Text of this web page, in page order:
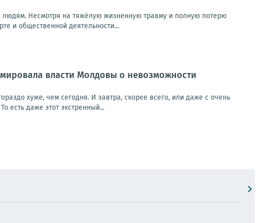
людям. Несмотря на тяжёлую жизненную травму и полную потерю
и общественной деятельности...
власти Молдовы о невозможности
хуже, чем сегодня. И завтра, скорее всего, или даже с очень
есть даже этот экстренный...